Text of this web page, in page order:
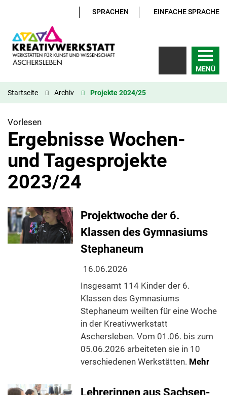
SPRACHEN EINFACHE SPRACHE
MENÜ
Startseite Archiv Projekte 2024/25
Vorlesen
Ergebnisse Wochen-
und Tagesprojekte
2023/24
Projektwoche der 6.
Klassen des Gymnasiums
Stephaneum
16.06.2026
Insgesamt 114 Kinder der 6.
Klassen des Gymnasiums
Stephaneum weilten für eine Woche
in der Kreativwerkstatt
Aschersleben. Vom 01.06. bis zum
05.06.2026 arbeiteten sie in 10
verschiedenen Werkstätten. Mehr
Lehrerinnen aus Sachsen-